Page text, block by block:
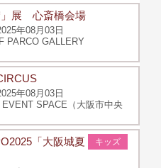
」展 心斎橋会場
年08月03日
PARCO GALLERY
年08月03日
SPACE（大阪市中央
キッズ
「大阪城夏